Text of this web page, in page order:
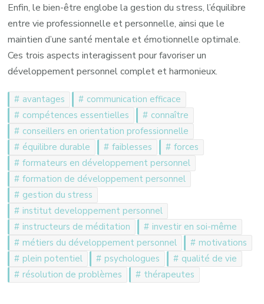
Enfin, le bien-être englobe la gestion du stress, l’équilibre
entre vie professionnelle et personnelle, ainsi que le
maintien d’une santé mentale et émotionnelle optimale.
Ces trois aspects interagissent pour favoriser un
développement personnel complet et harmonieux.
avantages
communication efficace
compétences essentielles
connaître
conseillers en orientation professionnelle
équilibre durable
faiblesses
forces
formateurs en développement personnel
formation de développement personnel
gestion du stress
institut developpement personnel
instructeurs de méditation
investir en soi-même
métiers du développement personnel
motivations
plein potentiel
psychologues
qualité de vie
résolution de problèmes
thérapeutes